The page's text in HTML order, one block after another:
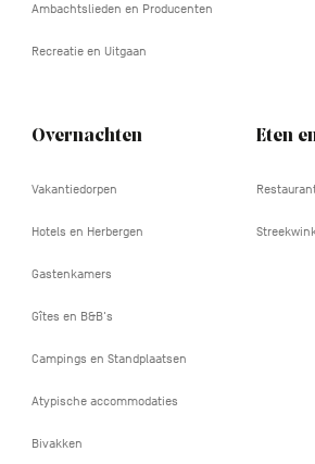
Ambachtslieden en Producenten
Recreatie en Uitgaan
Overnachten
Vakantiedorpen
Hotels en Herbergen
Gastenkamers
Gîtes en B&B's
Campings en Standplaatsen
Atypische accommodaties
Bivakken
Eten